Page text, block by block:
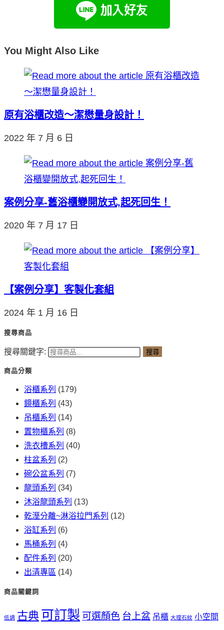
You Might Also Like
原有浴櫃改造～潔懋量身設計！
2022 年 7 月 6 日
案例分享-舊浴櫃變開放式,起死回生！
2020 年 7 月 17 日
【案例分享】客製化套組
2024 年 1 月 16 日
搜尋商品
搜尋關鍵字: 搜尋
商品分類
浴櫃系列 (179)
鏡櫃系列 (43)
吊櫃系列 (14)
置物櫃系列 (8)
洗衣槽系列 (40)
柱盆系列 (2)
碗公盆系列 (7)
龍頭系列 (34)
沐浴龍頭系列 (13)
乾溼分離~淋浴拉門系列 (12)
浴缸系列 (6)
馬桶系列 (4)
配件系列 (20)
出清專區 (14)
商品關鍵詞
低調 古典 可訂製 可選顏色 台上盆 吊櫃 大理石紋 小空間